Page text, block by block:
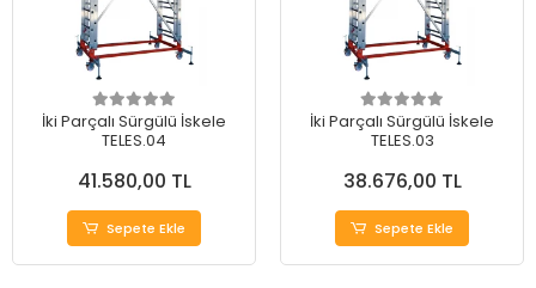
İki Parçalı Sürgülü İskele
TELES.04
41.580,00 TL
Sepete Ekle
İki Parçalı Sürgülü İskele
TELES.03
38.676,00 TL
Sepete Ekle